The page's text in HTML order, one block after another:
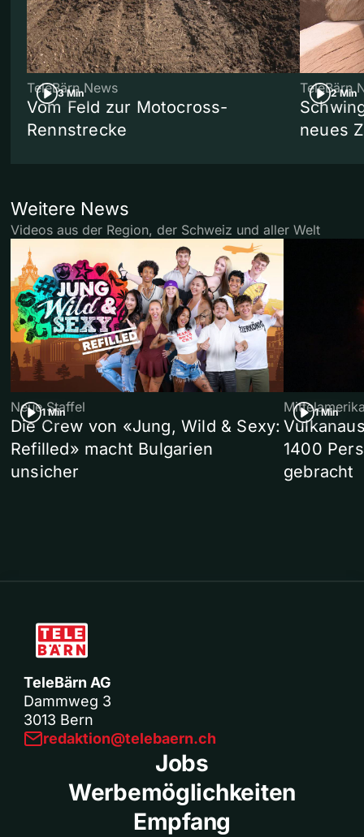
3 Min
TeleBärn News
Vom Feld zur Motocross-
Rennstrecke
2 Min
TeleBärn
neues
Weitere News
Videos aus der Region, der Schweiz und aller Welt
1 Min
Neue Staffel
Die Crew von «Jung, Wild & Sexy:
Refilled» macht Bulgarien
unsicher
1 Min
1400
gebracht
TeleBärn AG
Dammweg 3
3013 Bern
redaktion@telebaern.ch
Jobs
Werbemöglichkeiten
Empfang